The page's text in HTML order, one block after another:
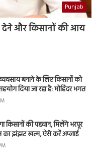
Punjab
देने और किसानों की आय
बनाने के लिए किसानों को
दिया जा रहा है: मोहिंदर भगत
किसानों की पहचान, मिलेंगे भरपूर
का झंझट खत्म, ऐसे करें अप्लाई